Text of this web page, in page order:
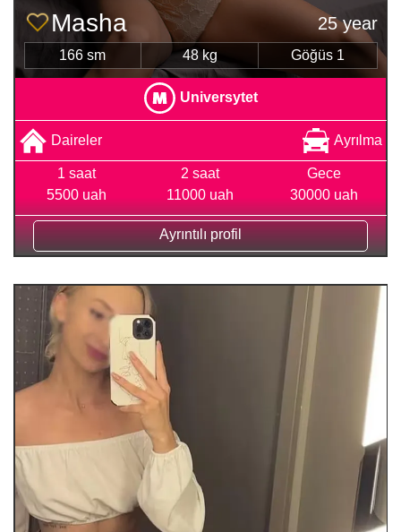
Masha 25 year
166 sm 48 kg Göğüs 1
Universytet
Daireler Ayrılma
1 saat
5500 uah
2 saat
11000 uah
Gece
30000 uah
Ayrıntılı profil